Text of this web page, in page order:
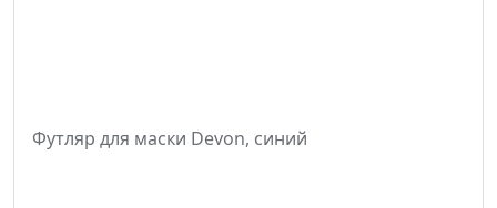
Футляр для маски Devon, синий